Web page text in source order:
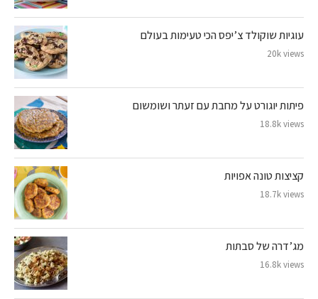
עוגיות שוקולד צ’יפס הכי טעימות בעולם
20k views
פיתות יוגורט על מחבת עם זעתר ושומשום
18.8k views
קציצות טונה אפויות
18.7k views
מג’דרה של סבתות
16.8k views